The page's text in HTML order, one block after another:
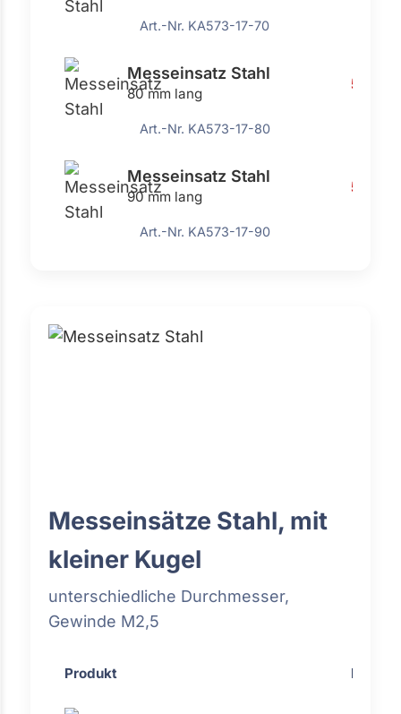
Art.-Nr. KA573-17-70
Messeinsatz Stahl
80 mm lang
5,17 €
Art.-Nr. KA573-17-80
Messeinsatz Stahl
90 mm lang
5,17 €
Art.-Nr. KA573-17-90
Messeinsätze Stahl, mit
kleiner Kugel
unterschiedliche Durchmesser,
Gewinde M2,5
Produkt Preis